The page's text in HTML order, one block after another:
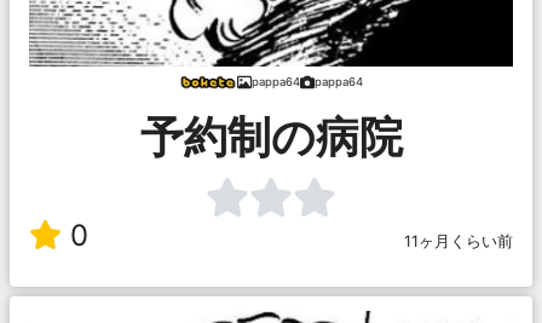
pappa64 pappa64
予約制の病院
0 11ヶ月くらい前